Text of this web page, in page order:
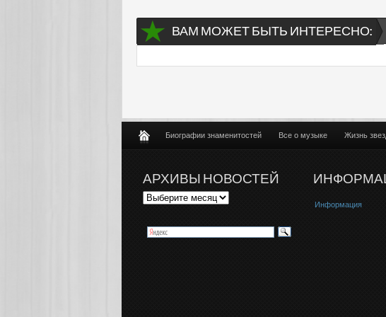
ВАМ МОЖЕТ БЫТЬ ИНТЕРЕСНО:
Биографии знаменитостей Все о музыке Жизнь
АРХИВЫ НОВОСТЕЙ
Информация